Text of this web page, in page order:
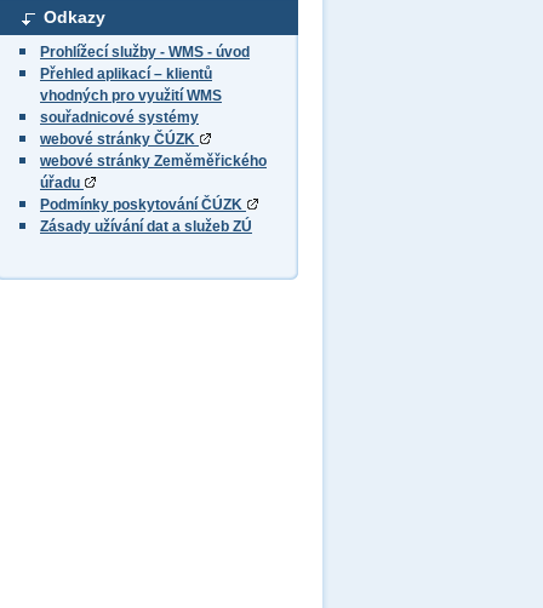
Odkazy
Prohlížecí služby - WMS - úvod
Přehled aplikací – klientů
vhodných pro využití WMS
souřadnicové systémy
webové stránky ČÚZK
webové stránky Zeměměřického
úřadu
Podmínky poskytování ČÚZK
Zásady užívání dat a služeb ZÚ